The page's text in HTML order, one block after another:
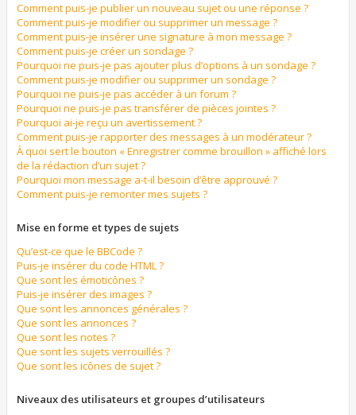
Comment puis-je publier un nouveau sujet ou une réponse ?
Comment puis-je modifier ou supprimer un message ?
Comment puis-je insérer une signature à mon message ?
Comment puis-je créer un sondage ?
Pourquoi ne puis-je pas ajouter plus d’options à un sondage ?
Comment puis-je modifier ou supprimer un sondage ?
Pourquoi ne puis-je pas accéder à un forum ?
Pourquoi ne puis-je pas transférer de pièces jointes ?
Pourquoi ai-je reçu un avertissement ?
Comment puis-je rapporter des messages à un modérateur ?
À quoi sert le bouton « Enregistrer comme brouillon » affiché lors
de la rédaction d’un sujet ?
Pourquoi mon message a-t-il besoin d’être approuvé ?
Comment puis-je remonter mes sujets ?
Mise en forme et types de sujets
Qu’est-ce que le BBCode ?
Puis-je insérer du code HTML ?
Que sont les émoticônes ?
Puis-je insérer des images ?
Que sont les annonces générales ?
Que sont les annonces ?
Que sont les notes ?
Que sont les sujets verrouillés ?
Que sont les icônes de sujet ?
Niveaux des utilisateurs et groupes d’utilisateurs